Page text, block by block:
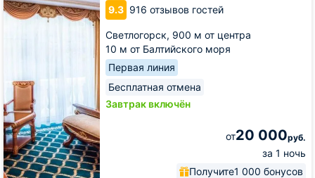
9.3 916 отзывов гостей
Светлогорск, 900 м от центра
10 м от Балтийского моря
Первая линия
Бесплатная отмена
Завтрак включён
от20 000руб.
за 1 ночь
Получите1 000 бонусов